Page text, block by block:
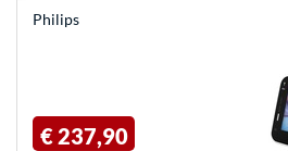
Philips
€ 237,90